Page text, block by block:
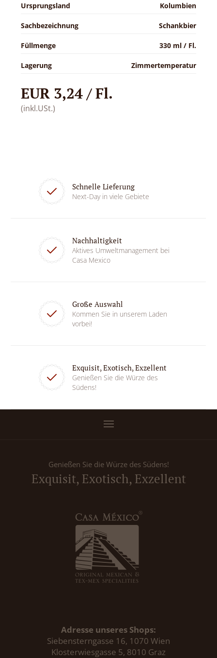
Ursprungsland Kolumbien
Sachbezeichnung Schankbier
Füllmenge 330 ml / Fl.
Lagerung Zimmertemperatur
EUR 3,24 / Fl.
(inkl.USt.)
Schnelle Lieferung
Next-Day in viele Gebiete
Nachhaltigkeit
Aktives Umweltmanagement bei
Casa Mexico
Große Auswahl
Kommen Sie in unserem Laden
vorbei!
Exquisit, Exotisch, Exzellent
Genießen Sie die Würze des
Südens!
Genießen Sie die Würze des Südens!
Exquisit, Exotisch, Exzellent
Adresse unseres Shops:
Siebensterngasse 16, 1070 Wien
Klosterwiesgasse 5, 8010 Graz